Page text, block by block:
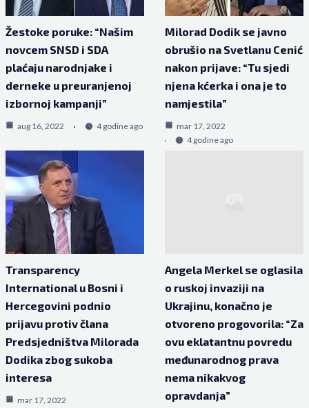
Žestoke poruke: “Našim
novcem SNSD i SDA
plaćaju narodnjake i
derneke u preuranjenoj
izbornoj kampanji”
aug 16, 2022 4 godine ago
Milorad Dodik se javno
obrušio na Svetlanu Cenić
nakon prijave: “Tu sjedi
njena kćerka i ona je to
namjestila”
mar 17, 2022
4 godine ago
Transparency
International u Bosni i
Hercegovini podnio
prijavu protiv člana
Predsjedništva Milorada
Dodika zbog sukoba
interesa
mar 17, 2022
Angela Merkel se oglasila
o ruskoj invaziji na
Ukrajinu, konačno je
otvoreno progovorila: “Za
ovu eklatantnu povredu
međunarodnog prava
nema nikakvog
opravdanja”